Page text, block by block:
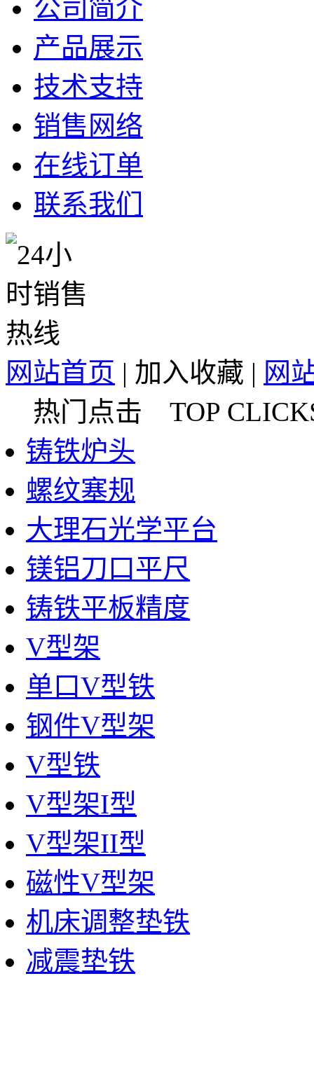
公司简介
产品展示
技术支持
销售网络
在线订单
联系我们
网站首页 | 加入收藏 | 网
热门点击 TOP
铸铁炉头
螺纹塞规
大理石光学平台
镁铝刀口平尺
铸铁平板精度
V型架
单口V型铁
钢件V型架
V型铁
V型架I型
V型架II型
磁性V型架
机床调整垫铁
减震垫铁